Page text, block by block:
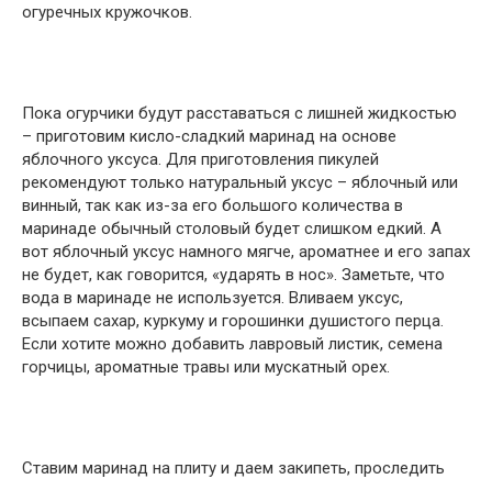
огуречных кружочков.
Пока огурчики будут расставаться с лишней жидкостью
– приготовим кисло-сладкий маринад на основе
яблочного уксуса. Для приготовления пикулей
рекомендуют только натуральный уксус – яблочный или
винный, так как из-за его большого количества в
маринаде обычный столовый будет слишком едкий. А
вот яблочный уксус намного мягче, ароматнее и его запах
не будет, как говорится, «ударять в нос». Заметьте, что
вода в маринаде не используется. Вливаем уксус,
всыпаем сахар, куркуму и горошинки душистого перца.
Если хотите можно добавить лавровый листик, семена
горчицы, ароматные травы или мускатный орех.
Ставим маринад на плиту и даем закипеть, проследить